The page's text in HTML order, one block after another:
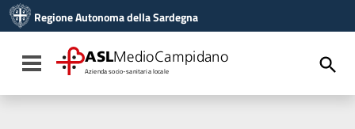
Vai al menu di navigazione
Vai al footer
Regione Autonoma della Sardegna
Toggle navigation
ASLMedioCampidano
Azienda socio-sanitaria locale